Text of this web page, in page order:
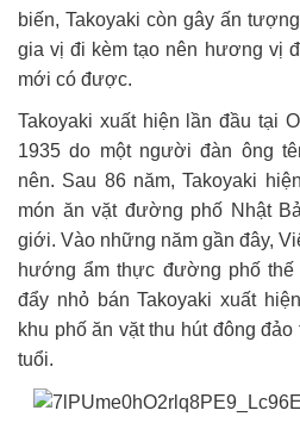
biến, Takoyaki còn gây ấn
gia vị đi kèm tạo nên hương vị
mới có được.
Takoyaki xuất hiện lần đầu tại
1935 do một người đàn ông
nên. Sau 86 năm, Takoyaki
món ăn vặt đường phố Nhật
giới. Vào những năm gần đây,
hướng ẩm thực đường phố
đẩy nhỏ bán Takoyaki xuất
khu phố ăn vặt thu hút đông
tuổi.